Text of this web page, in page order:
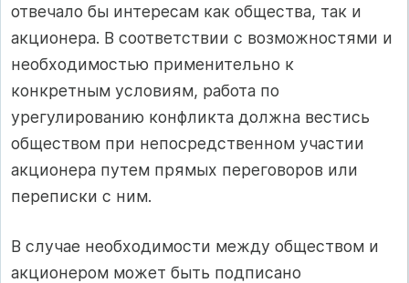
отвечало бы интересам как общества, так и
акционера. В соответствии с возможностями и
необходимостью применительно к
конкретным условиям, работа по
урегулированию конфликта должна вестись
обществом при непосредственном участии
акционера путем прямых переговоров или
переписки с ним.
В случае необходимости между обществом и
акционером может быть подписано